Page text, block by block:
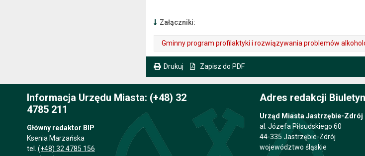
Załączniki:
Gminny program profilaktyki i rozwiązywania problemów
Drukuj Zapisz do PDF
Informacja Urzędu Miasta: (+48) 32
4785 211
Główny redaktor BIP
Ksenia Marzańska
tel. (+48) 32 4785 156
Adres redakcji
Urząd Miasta Jastrzębie-Zdrój
al. Józefa Piłsudskiego 60
44-335 Jastrzębie-Zdrój
województwo śląskie